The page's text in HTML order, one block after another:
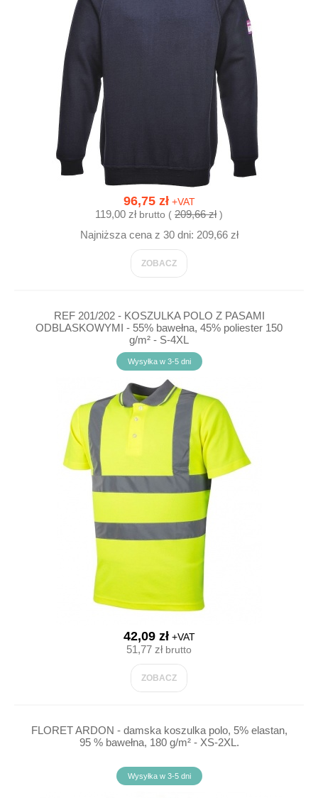
96,75 zł+VAT
119,00 złbrutto ( 209,66 zł)
Najniższa cena z 30 dni: 209,66 zł
ZOBACZ
REF 201/202 - KOSZULKA POLO Z PASAMI
ODBLASKOWYMI - 55% bawełna, 45% poliester 150
g/m² - S-4XL
Wysyłka w 3-5 dni
42,09 zł+VAT
51,77 złbrutto
ZOBACZ
FLORET ARDON - damska koszulka polo, 5% elastan,
95 % bawełna, 180 g/m² - XS-2XL.
Wysyłka w 3-5 dni